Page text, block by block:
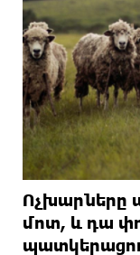
Ոչխարները
մոտ, և դա